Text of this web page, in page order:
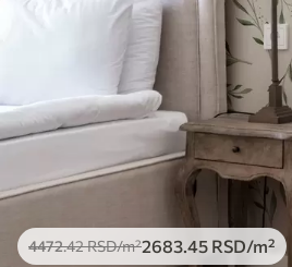
4472.42RSD/m²2683.45 RSD/m²